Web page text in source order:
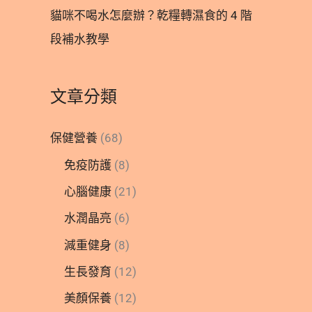
貓咪不喝水怎麼辦？乾糧轉濕食的 4 階
段補水教學
文章分類
保健營養 (68)
免疫防護 (8)
心腦健康 (21)
水潤晶亮 (6)
減重健身 (8)
生長發育 (12)
美顏保養 (12)